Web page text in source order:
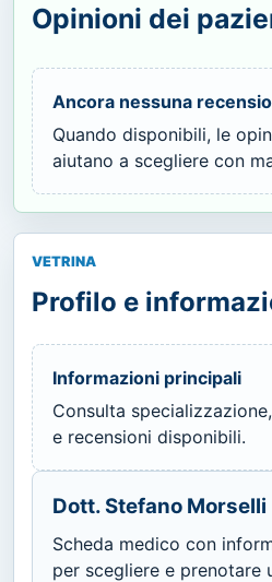
Opinioni dei
Ancora nessuna
Quando disponibili, le
aiutano a scegliere con
VETRINA
Profilo e
Informazioni principali
Consulta
e recensioni disponibili.
Dott. Stefano Morselli
Scheda medico con
per scegliere e prenotare